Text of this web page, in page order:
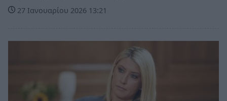
27 Ιανουαρίου 2026 13:21